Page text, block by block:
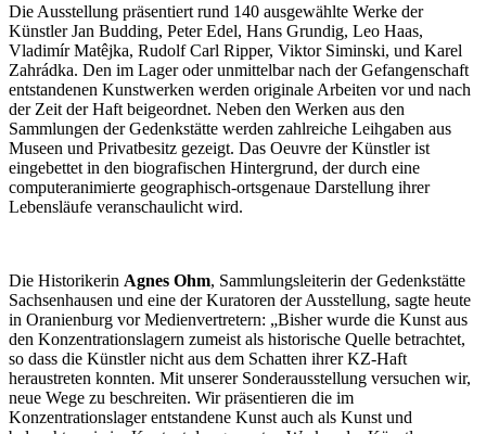
Die Ausstellung präsentiert rund 140 ausgewählte Werke der
Künstler Jan Budding, Peter Edel, Hans Grundig, Leo Haas,
Vladimír Matêjka, Rudolf Carl Ripper, Viktor Siminski, und Karel
Zahrádka. Den im Lager oder unmittelbar nach der Gefangenschaft
entstandenen Kunstwerken werden originale Arbeiten vor und nach
der Zeit der Haft beigeordnet. Neben den Werken aus den
Sammlungen der Gedenkstätte werden zahlreiche Leihgaben aus
Museen und Privatbesitz gezeigt. Das Oeuvre der Künstler ist
eingebettet in den biografischen Hintergrund, der durch eine
computeranimierte geographisch-ortsgenaue Darstellung ihrer
Lebensläufe veranschaulicht wird.
Die Historikerin Agnes Ohm, Sammlungsleiterin der Gedenkstätte
Sachsenhausen und eine der Kuratoren der Ausstellung, sagte heute
in Oranienburg vor Medienvertretern: „Bisher wurde die Kunst aus
den Konzentrationslagern zumeist als historische Quelle betrachtet,
so dass die Künstler nicht aus dem Schatten ihrer KZ-Haft
heraustreten konnten. Mit unserer Sonderausstellung versuchen wir,
neue Wege zu beschreiten. Wir präsentieren die im
Konzentrationslager entstandene Kunst auch als Kunst und